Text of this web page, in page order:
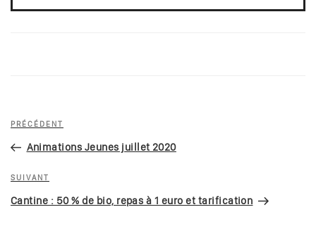
Navigation
l’article
Article
précédent
PRÉCÉDENT
Animations Jeunes juillet 2020
Article
suivant
SUIVANT
Cantine : 50 % de bio, repas à 1 euro et tarification